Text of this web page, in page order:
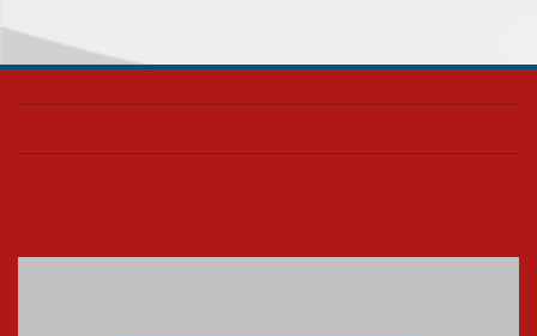
realizará nova edição da Feira